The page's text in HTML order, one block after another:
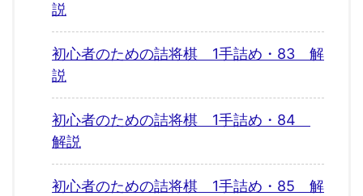
説
初心者のための詰将棋 1手詰め・83 解
説
初心者のための詰将棋 1手詰め・84
解説
初心者のための詰将棋 1手詰め・85 解